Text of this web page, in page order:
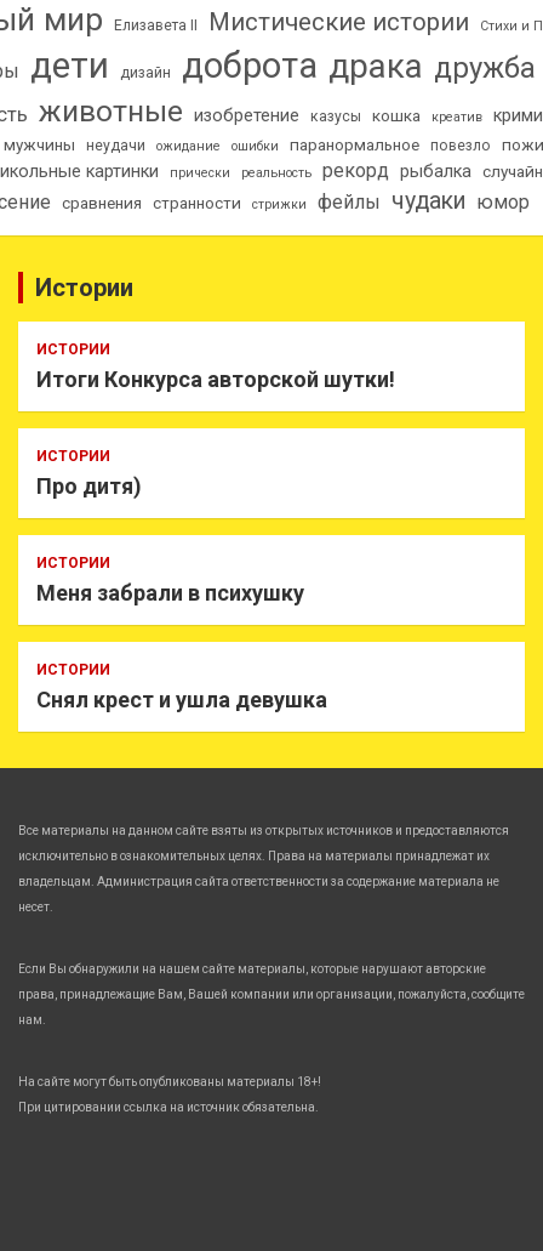
мир Елизавета II Мистические истории Стихи и
дети дизайн доброта драка дружба
животные изобретение казусы кошка креатив
мужчины неудачи ожидание ошибки паранормальное повезло
картинки прически реальность рекорд рыбалка
сравнения странности стрижки фейлы чудаки юмор
Истории
ИСТОРИИ
Итоги Конкурса авторской шутки!
ИСТОРИИ
Про дитя)
ИСТОРИИ
Меня забрали в психушку
ИСТОРИИ
Снял крест и ушла девушка
Все материалы на данном сайте взяты из открытых источников и предоставляются
исключительно в ознакомительных целях. Права на материалы принадлежат их
владельцам. Администрация сайта ответственности за содержание материала не
несет.
Если Вы обнаружили на нашем сайте материалы, которые нарушают авторские
права, принадлежащие Вам, Вашей компании или организации, пожалуйста, сообщите
нам.
На сайте могут быть опубликованы материалы 18+!
При цитировании ссылка на источник обязательна.